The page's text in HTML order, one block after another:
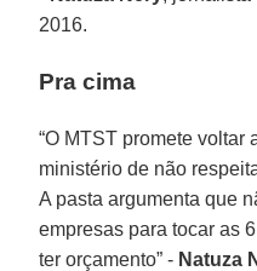
2016.
Pra cima
“O MTST promete voltar
ministério de não
A pasta argumenta que
empresas para tocar as
ter orçamento” - Natuza